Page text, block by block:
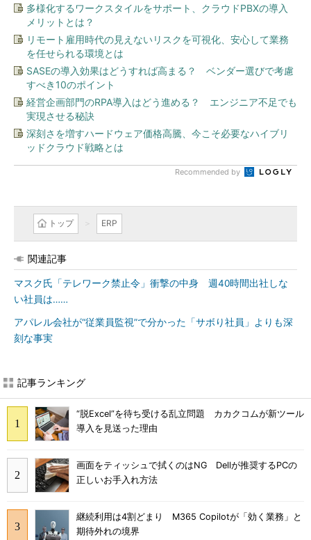
多様化するワークスタイルをサポート、クラウドPBXの導入
メリットとは？
リモート雇用時代の見えないリスクを可視化、安心して業務
を任せられる環境とは
SASEの導入効果はどうすれば高まる？ ベンダー選びで考慮
すべき10のポイント
経営企画部門のRPA導入はどう進める？ エンジニア不足でも
実現させる秘訣
深刻さを増すハードウェア価格高騰、今こそ必要なハイブリ
ッドクラウド戦略とは
Recommended by
トップ ERP
関連記事
マスク氏「テレワーク禁止令」衝撃の中身 週40時間出社しな
い社員は……
アパレル会社が“従業員監視”で分かった「サボり社員」よりも深
刻な事実
記事ランキング
“脱Excel”を待ち受ける乱立問題 カカクコムが新ツール
導入を見送った理由
画面をティッシュで拭くのはNG Dellが推奨するPCの
正しいお手入れ方法
継続利用は4割どまり M365 Copilotが「効く業務」と
期待外れの境界